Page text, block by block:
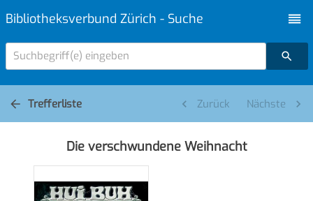
Bibliotheksverbund Zürich - Suche
Suchbegriff(e) eingeben
Trefferliste Zurück Nächste
Die verschwundene Weihnacht